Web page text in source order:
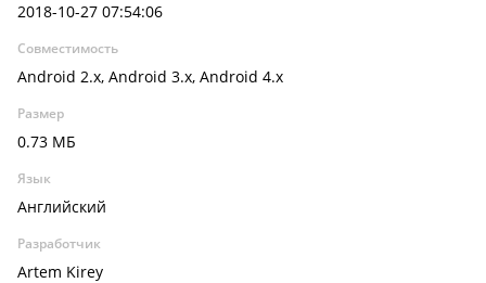
2018-10-27 07:54:06
Совместимость
Android 2.x, Android 3.x, Android 4.x
Размер
0.73 МБ
Язык
Английский
Разработчик
Artem Kirey